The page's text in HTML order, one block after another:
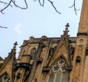
Previous